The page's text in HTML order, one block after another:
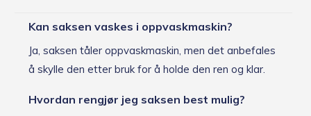
Kan saksen vaskes i oppvaskmaskin?
Ja, saksen tåler oppvaskmaskin, men det anbefales
å skylle den etter bruk for å holde den ren og klar.
Hvordan rengjør jeg saksen best mulig?